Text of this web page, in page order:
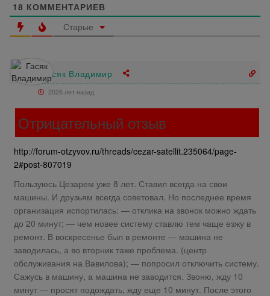
18 КОММЕНТАРИЕВ
Старые
Гасяк Владимир
2026 лет назад
Отрицательный отзыв
http://forum-otzyvov.ru/threads/cezar-satellit.235064/page-
2#post-807019
Пользуюсь Цезарем уже 8 лет. Ставил всегда на свои
машины. И друзьям всегда советовал. Но последнее время
организация испортилась: — отклика на звонок можно ждать
до 20 минут; — чем новее систему ставлю тем чаще езжу в
ремонт. В воскресенье был в ремонте — машина не
заводилась, а во вторник таже проблема. (центр
обслуживания на Вавилова); — попросил отключить систему.
Сажусь в машину, а машина не заводится. Звоню, жду 10
минут — просят подождать, жду еще 10 минут. После этого